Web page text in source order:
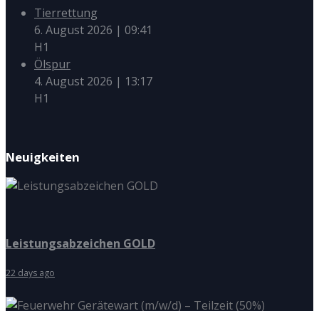
Tierrettung
6. August 2026 | 09:41
H1
Ölspur
4. August 2026 | 13:17
H1
Neuigkeiten
Leistungsabzeichen GOLD
22 days ago